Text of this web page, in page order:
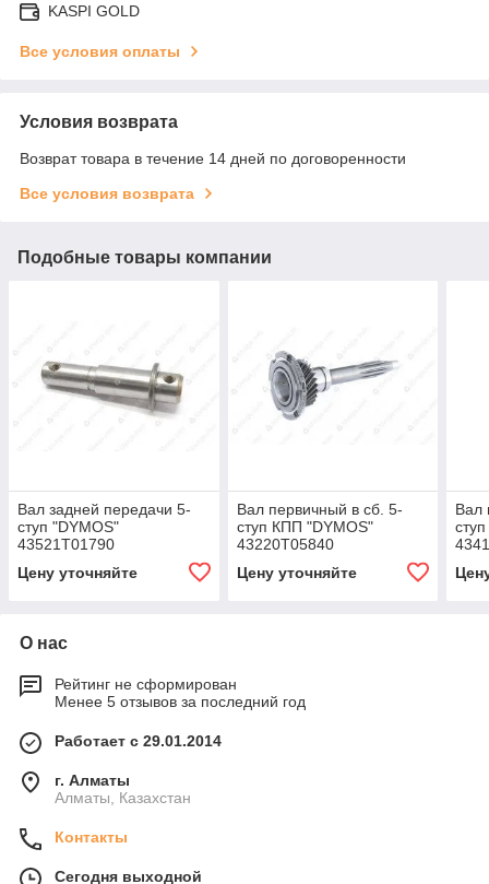
KASPI GOLD
Все условия оплаты
Условия возврата
Возврат товара в течение 14 дней по договоренности
Все условия возврата
Подобные товары компании
Вал задней передачи 5-
ступ "DYMOS"
43521Т01790
Цену уточняйте
Вал первичный в сб. 5-
ступ КПП "DYMOS"
43220Т05840
Цену уточняйте
Вал
О нас
Рейтинг не сформирован
Менее 5 отзывов за последний год
Работает с 29.01.2014
г. Алматы
Алматы, Казахстан
Контакты
Сегодня выходной